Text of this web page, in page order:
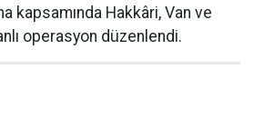
kapsamında Hakkâri, Van ve
operasyon düzenlendi.